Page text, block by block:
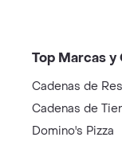
Top Marcas y
Cadenas de
Cadenas de
Domino's Pizza